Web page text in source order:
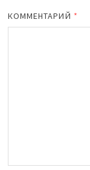
КОММЕНТАРИЙ *